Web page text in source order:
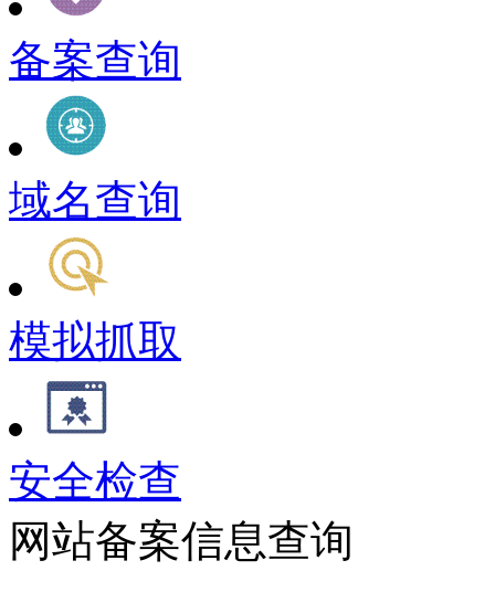
备案查询
域名查询
模拟抓取
安全检查
网站备案信息查询